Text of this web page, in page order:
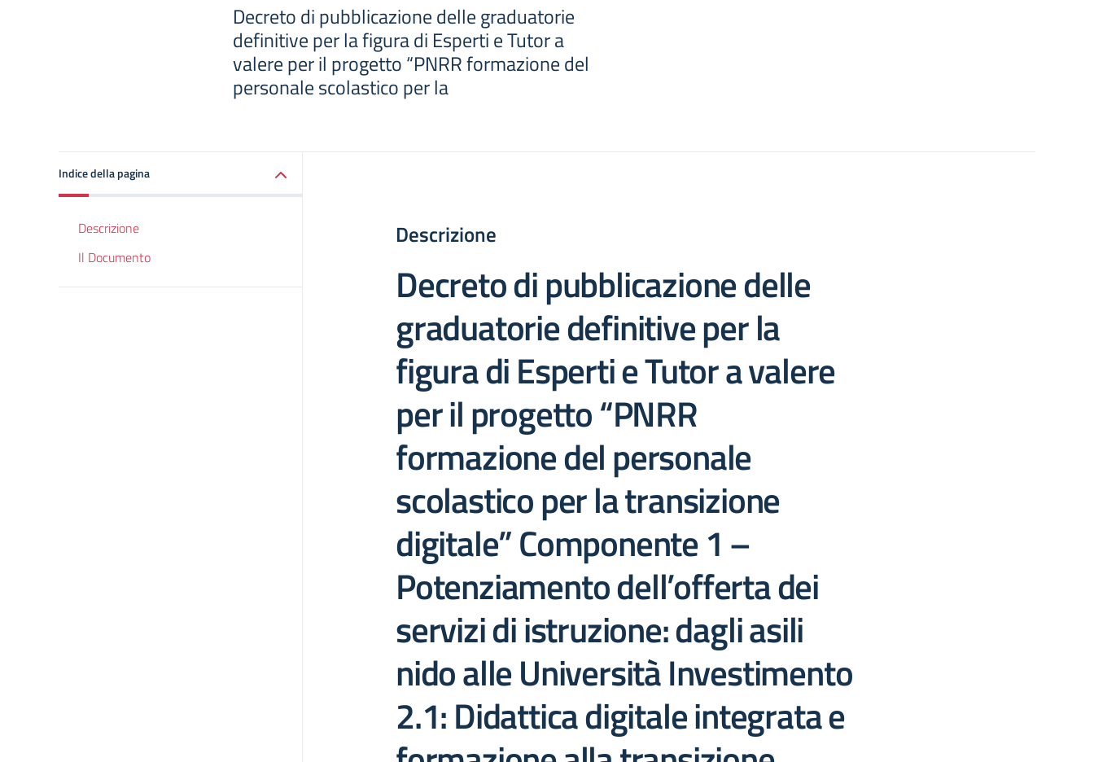
Decreto di pubblicazione delle graduatorie
definitive per la figura di Esperti e Tutor a
valere per il progetto “PNRR formazione del
personale scolastico per la
Indice della pagina
Descrizione
Il Documento
Descrizione
Decreto di pubblicazione delle
graduatorie definitive per la
figura diEsperti e Tutora valere
per il progetto“PNRR
formazione del personale
scolastico per la transizione
digitale” Componente 1 –
Potenziamento dell’offerta dei
servizi di istruzione: dagli asili
nido alle Università Investimento
2.1: Didattica digitale integrata e